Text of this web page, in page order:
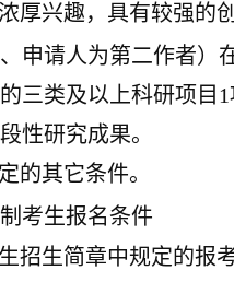
厚兴趣，具有较强的
、申请人为第二作者
三类及以上科研项目
性研究成果。
的其它条件。
考生报名条件
招生简章中规定的报